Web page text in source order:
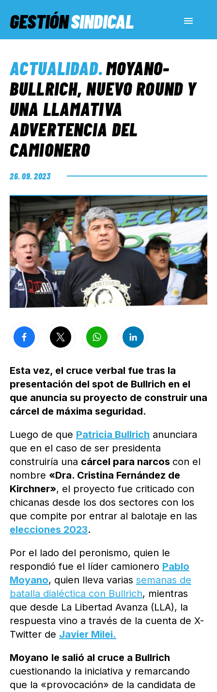
GESTIÓNSINDICAL
SERVICIOS SOCIALES
INFORMES ESPECIALES
FUERA DE MEGÁFONO
EL LADO «G»
ACTUALIDAD.MOYANO-
BULLRICH, NUEVO ROUND Y
UNA LLAMATIVA
ADVERTENCIA DEL
CAMIONERO
26. 09. 2023
Esta vez, el cruce verbal fue tras la
presentación del spot de Bullrich en el
que anuncia su proyecto de construir una
cárcel de máxima seguridad.
Luego de que Patricia Bullrich anunciara
que en el caso de ser presidenta
construiría una cárcel para narcos con el
nombre «Dra. Cristina Fernández de
Kirchner», el proyecto fue criticado con
chicanas desde los dos sectores con los
que compite por entrar al balotaje en las
elecciones 2023.
Por el lado del peronismo, quien le
respondió fue el líder camionero Pablo
Moyano, quien lleva varias semanas de
batalla dialéctica con Bullrich, mientras
que desde La Libertad Avanza (LLA), la
respuesta vino a través de la cuenta de X-
Twitter de Javier Milei.
Moyano le salió al cruce a Bullrich
cuestionando la iniciativa y remarcando
que la «provocación» de la candidata de